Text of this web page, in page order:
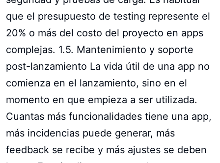
que el presupuesto de testing represente el
20% o más del costo del proyecto en apps
complejas. 1.5. Mantenimiento y soporte
post-lanzamiento La vida útil de una app no
comienza en el lanzamiento, sino en el
momento en que empieza a ser utilizada.
Cuantas más funcionalidades tiene una app,
más incidencias puede generar, más
feedback se recibe y más ajustes se deben